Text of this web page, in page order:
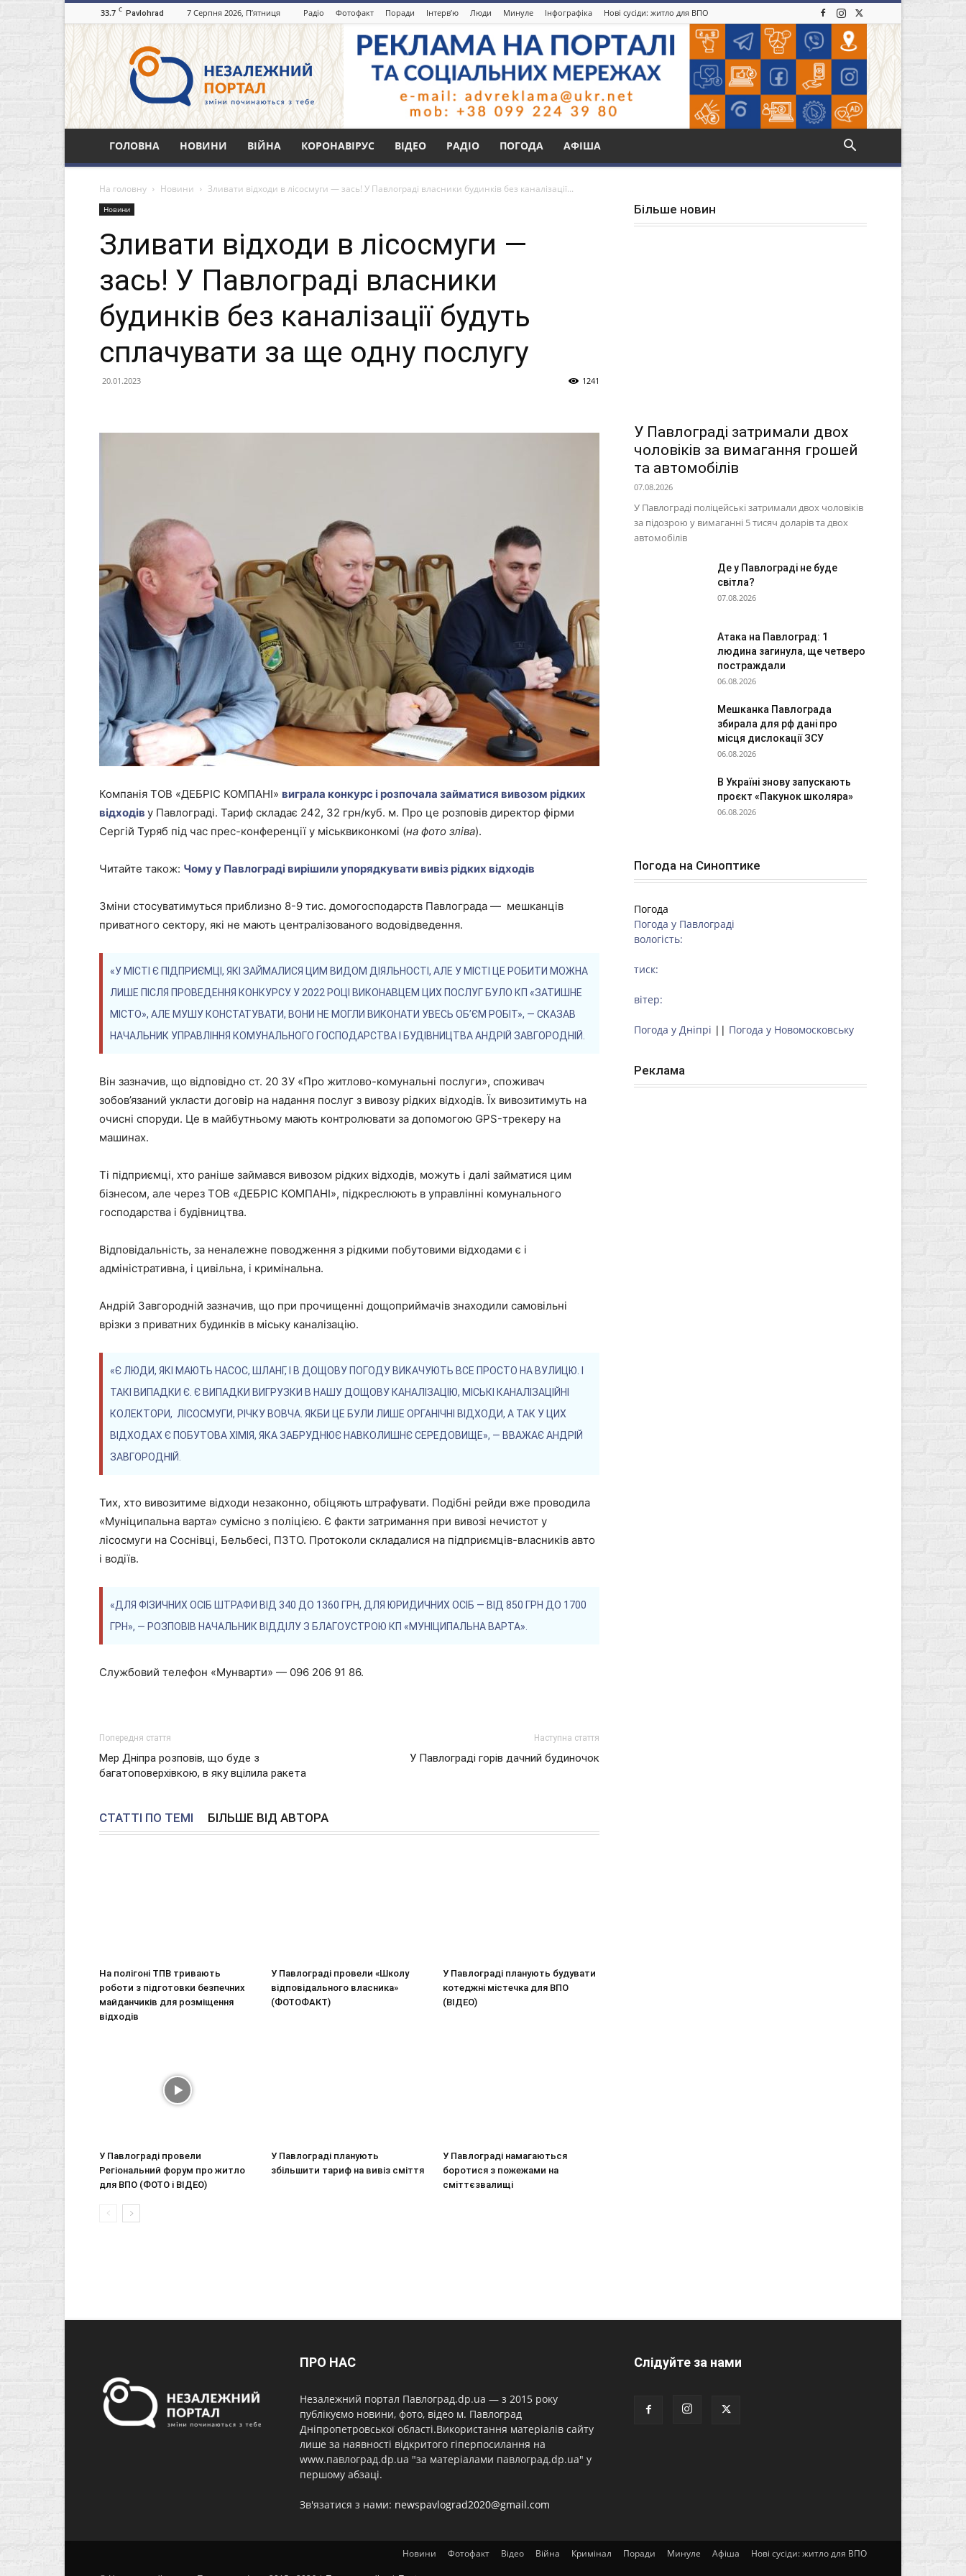
33.7 C Pavlohrad 7 Серпня 2026, П’ятниця Радіо Фотофакт Поради Інтерв’ю Люди Минуле Інфографіка Нові сусіди: житло для ВПО
Незалежний
портал
Павлоград.dp.ua
ГОЛОВНА НОВИНИ ВІЙНА КОРОНАВІРУС ВІДЕО РАДІО ПОГОДА АФІША
На головну Новини Зливати відходи в лісосмуги — зась! У Павлограді власники будинків без каналізації...
Новини
Зливати відходи в лісосмуги —
зась! У Павлограді власники
будинків без каналізації будуть
сплачувати за ще одну послугу
20.01.2023 1241
Компанія ТОВ «ДЕБРІС КОМПАНІ» виграла конкурс і розпочала займатися вивозом рідких
відходів у Павлограді. Тариф складає 242, 32 грн/куб. м. Про це розповів директор фірми
Сергій Туряб під час прес-конференції у міськвиконкомі (на фото зліва).
Читайте також: Чому у Павлограді вирішили упорядкувати вивіз рідких відходів
Зміни стосуватимуться приблизно 8-9 тис. домогосподарств Павлограда — мешканців
приватного сектору, які не мають централізованого водовідведення.
«У МІСТІ Є ПІДПРИЄМЦІ, ЯКІ ЗАЙМАЛИСЯ ЦИМ ВИДОМ ДІЯЛЬНОСТІ, АЛЕ У МІСТІ ЦЕ РОБИТИ МОЖНА
ЛИШЕ ПІСЛЯ ПРОВЕДЕННЯ КОНКУРСУ. У 2022 РОЦІ ВИКОНАВЦЕМ ЦИХ ПОСЛУГ БУЛО КП «ЗАТИШНЕ
МІСТО», АЛЕ МУШУ КОНСТАТУВАТИ, ВОНИ НЕ МОГЛИ ВИКОНАТИ УВЕСЬ ОБ’ЄМ РОБІТ», — СКАЗАВ
НАЧАЛЬНИК УПРАВЛІННЯ КОМУНАЛЬНОГО ГОСПОДАРСТВА І БУДІВНИЦТВА АНДРІЙ ЗАВГОРОДНІЙ.
Він зазначив, що відповідно ст. 20 ЗУ «Про житлово-комунальні послуги», споживач
зобов’язаний укласти договір на надання послуг з вивозу рідких відходів. Їх вивозитимуть на
очисні споруди. Це в майбутньому мають контролювати за допомогою GPS-трекеру на
машинах.
Ті підприємці, хто раніше займався вивозом рідких відходів, можуть і далі займатися цим
бізнесом, але через ТОВ «ДЕБРІС КОМПАНІ», підкреслюють в управлінні комунального
господарства і будівництва.
Відповідальність, за неналежне поводження з рідкими побутовими відходами є і
адміністративна, і цивільна, і кримінальна.
Андрій Завгородній зазначив, що при прочищенні дощоприймачів знаходили самовільні
врізки з приватних будинків в міську каналізацію.
«Є ЛЮДИ, ЯКІ МАЮТЬ НАСОС, ШЛАНГ, І В ДОЩОВУ ПОГОДУ ВИКАЧУЮТЬ ВСЕ ПРОСТО НА ВУЛИЦЮ. І
ТАКІ ВИПАДКИ Є. Є ВИПАДКИ ВИГРУЗКИ В НАШУ ДОЩОВУ КАНАЛІЗАЦІЮ, МІСЬКІ КАНАЛІЗАЦІЙНІ
КОЛЕКТОРИ, ЛІСОСМУГИ, РІЧКУ ВОВЧА. ЯКБИ ЦЕ БУЛИ ЛИШЕ ОРГАНІЧНІ ВІДХОДИ, А ТАК У ЦИХ
ВІДХОДАХ Є ПОБУТОВА ХІМІЯ, ЯКА ЗАБРУДНЮЄ НАВКОЛИШНЄ СЕРЕДОВИЩЕ», — ВВАЖАЄ АНДРІЙ
ЗАВГОРОДНІЙ.
Тих, хто вивозитиме відходи незаконно, обіцяють штрафувати. Подібні рейди вже проводила
«Муніципальна варта» сумісно з поліцією. Є факти затримання при вивозі нечистот у
лісосмуги на Соснівці, Бельбесі, ПЗТО. Протоколи складалися на підприємців-власників авто
і водіїв.
«ДЛЯ ФІЗИЧНИХ ОСІБ ШТРАФИ ВІД 340 ДО 1360 ГРН, ДЛЯ ЮРИДИЧНИХ ОСІБ — ВІД 850 ГРН ДО 1700
ГРН», — РОЗПОВІВ НАЧАЛЬНИК ВІДДІЛУ З БЛАГОУСТРОЮ КП «МУНІЦИПАЛЬНА ВАРТА».
Службовий телефон «Мунварти» — 096 206 91 86.
Попередня стаття
Мер Дніпра розповів, що буде з
багатоповерхівкою, в яку вцілила ракета
Наступна стаття
У Павлограді горів дачний будиночок
СТАТТІ ПО ТЕМІ БІЛЬШЕ ВІД АВТОРА
На полігоні ТПВ тривають
роботи з підготовки безпечних
майданчиків для розміщення
відходів
У Павлограді провели «Школу
відповідального власника»
(ФОТОФАКТ)
У Павлограді планують будувати
котеджні містечка для ВПО
(ВІДЕО)
У Павлограді провели
Регіональний форум про житло
для ВПО (ФОТО і ВІДЕО)
У Павлограді планують
збільшити тариф на вивіз сміття
У Павлограді намагаються
боротися з пожежами на
сміттєзвалищі
Більше новин
У Павлограді затримали двох
чоловіків за вимагання грошей
та автомобілів
07.08.2026
У Павлограді поліцейські затримали двох чоловіків
за підозрою у вимаганні 5 тисяч доларів та двох
автомобілів
Де у Павлограді не буде
світла?
07.08.2026
Атака на Павлоград: 1
людина загинула, ще четверо
постраждали
06.08.2026
Мешканка Павлограда
збирала для рф дані про
місця дислокації ЗСУ
06.08.2026
В Україні знову запускають
проєкт «Пакунок школяра»
06.08.2026
Погода на Синоптике
Погода
Погода у Павлограді
вологість:
тиск:
вітер:
Погода у Дніпрі || Погода у Новомосковську
Реклама
ПРО НАС
Незалежний портал Павлоград.dp.ua — з 2015 року
публікуємо новини, фото, відео м. Павлоград
Дніпропетровської області.Використання матеріалів сайту
лише за наявності відкритого гіперпосилання на
www.павлоград.dp.ua "за матеріалами павлоград.dp.ua" у
першому абзаці.
Зв'язатися з нами: newspavlograd2020@gmail.com
Слідуйте за нами
Новини Фотофакт Відео Війна Кримінал Поради Минуле Афіша Нові сусіди: житло для ВПО